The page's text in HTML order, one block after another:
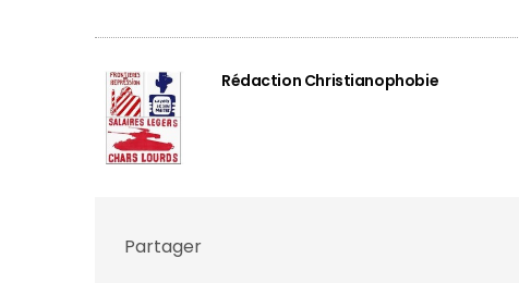
Rédaction Christianophobie
Partager